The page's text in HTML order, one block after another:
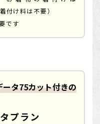
付け料は不要）
です
タ75カット付きの
プラン